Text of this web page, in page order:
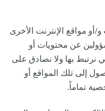
و/أو مواقع الإنترنت الأخرى
عن محتويات أو
نرتبط بها ولا نصادق على
إلى تلك المواقع أو
تماماً.